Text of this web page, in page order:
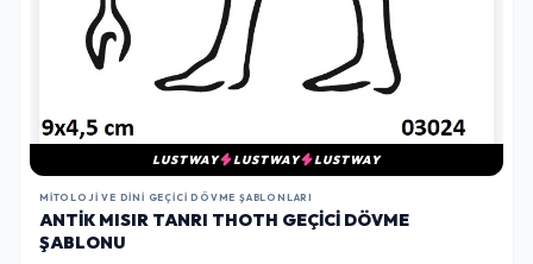
LUSTWAY LUSTWAY LUSTWAY
MITOLOJI VE DINI GEÇICI DÖVME ŞABLONLARI
ANTIK MISIR TANRI THOTH GEÇICI DÖVME
ŞABLONU